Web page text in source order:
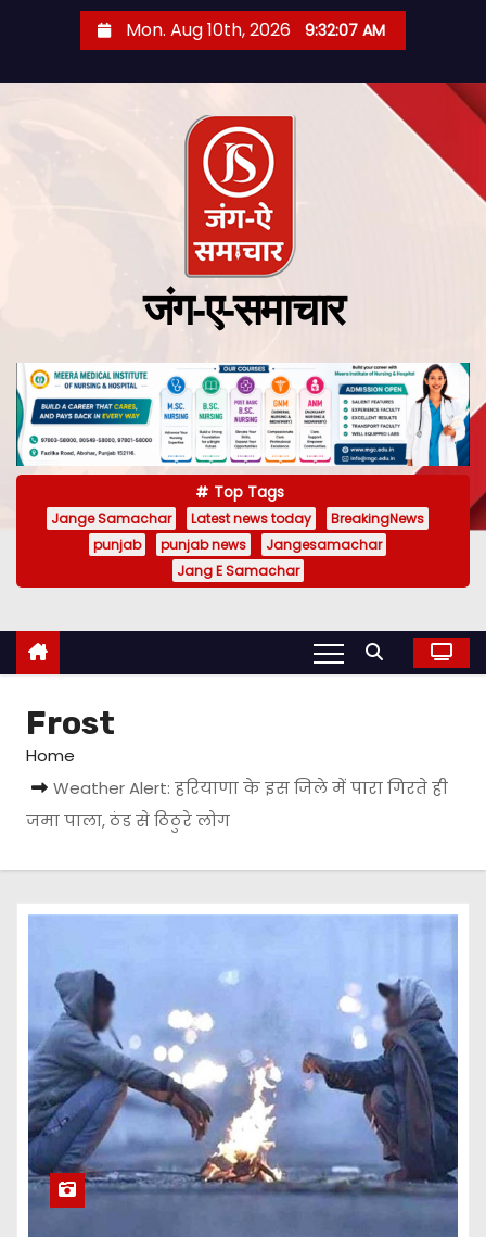
Mon. Aug 10th, 2026 9:32:07 AM
जंग-ए-समाचार
Top Tags
Jange Samachar Latest news today
BreakingNews
punjab
punjab news
Jangesamachar
Jang E Samachar
Frost
Home
Weather Alert: हरियाणा के इस जिले में पारा गिरते ही
जमा पाला, ठंड से ठिठुरे लोग